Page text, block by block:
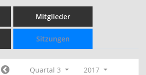
Mitglieder
Sitzungen
Quartal 3
2017